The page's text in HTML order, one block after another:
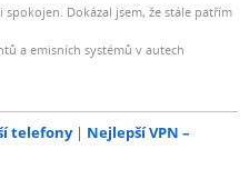
spokojen. Dokázal jsem, že stále patřím
a emisních systémů v autech
telefony
Nejlepší VPN –